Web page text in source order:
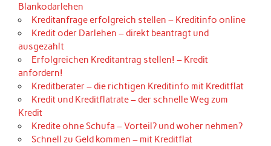
Blankodarlehen
Kreditanfrage erfolgreich stellen – Kreditinfo online
Kredit oder Darlehen – direkt beantragt und
ausgezahlt
Erfolgreichen Kreditantrag stellen! – Kredit
anfordern!
Kreditberater – die richtigen Kreditinfo mit Kreditflat
Kredit und Kreditflatrate – der schnelle Weg zum
Kredit
Kredite ohne Schufa – Vorteil? und woher nehmen?
Schnell zu Geld kommen – mit Kreditflat